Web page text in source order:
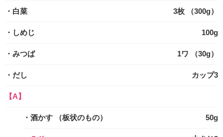
・白菜 3枚 （300g）
・しめじ 100g
・みつば 1ワ （30g）
・だし カップ3
【A】
・酒かす （板状のもの） 50g